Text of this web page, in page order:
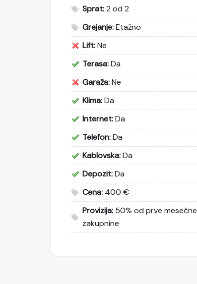
Sprat:2 od 2
Grejanje:Etažno
Lift:Ne
Terasa:Da
Garaža:Ne
Klima:Da
Internet:Da
Telefon:Da
Kablovska:Da
Depozit:Da
Cena: 400 €
Provizija: 50% od prve mesečne
zakupnine